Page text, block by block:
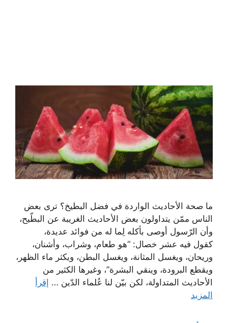
ما صحة الأحاديث الواردة في فضل البطيخ؟ ترى بعض
الناس ممّن يتداولون بعض الأحاديث الغريبة عن البطّيح،
وأن الرّسول أوصى بأكله لِما له من فوائد عديدة،
كقول فيه عشر خصال: “هو طعام، وشراب، وأشنان،
وريحان، ويغسل المثانة، ويغسل البطن، ويكثر ماء الظهر،
ويقطع البرودة، وينقي البشرة”، وغيرها الكثير من
الأحاديث المتداولة، لكن بيّن لنا عُلماء الدّين … إقرأ
المزيد